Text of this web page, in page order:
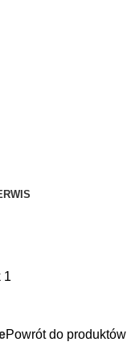
Powrót do produktów